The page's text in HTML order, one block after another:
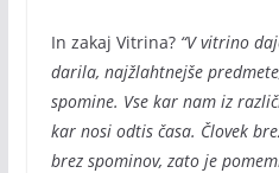
In zakaj Vitrina? “V vitrino
darila, najžlahtnejše
spomine. Vse kar nam iz
kar nosi odtis časa. Človek
brez spominov, zato je